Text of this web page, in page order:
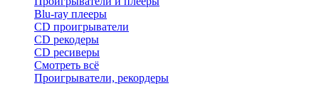
Blu-ray плееры
CD проигрыватели
CD рекодеры
CD ресиверы
Смотреть всё
Проигрыватели, рекордеры